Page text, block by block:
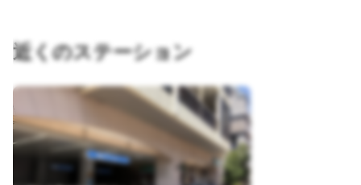
近くのステーション